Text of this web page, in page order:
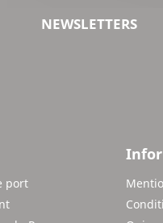
NEWSLETTERS
port